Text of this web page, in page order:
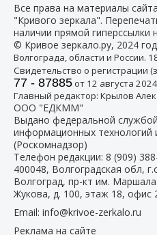
Все права на материалы
"Кривого зеркала".
наличии прямой гиперссылки
© Кривое зеркало.ру, 2024
Волгограда, области и России.
Свидетельство о регистрации
77 - 87885от 12 августа
Главный редактор: Крылов
ООО "ЕДКММ"
Выдано федеральной
информационных технологий
(Роскомнадзор)
Телефон редакции: 8 (909)
400048, Волгоградская обл,
Волгоград, пр-кт им.
Жукова, д. 100, этаж 18, офис
Email: info@krivoe-zerkalo.ru
Реклама на сайте